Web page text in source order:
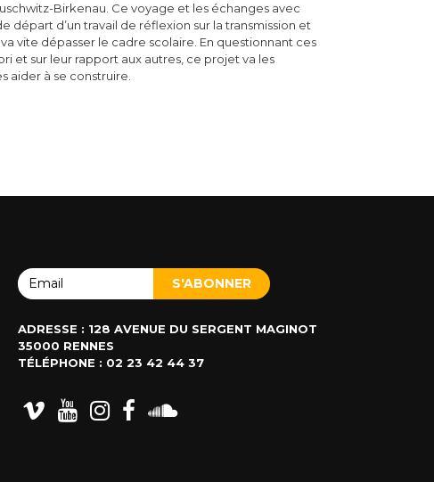
Birkenau. Ce voyage et les échanges avec
départ d’un travail de réflexion sur la transmission et
vite dépasser le cadre scolaire. En questionnant ces
et sur leur rapport aux autres, ce projet va les
aider à se construire.
ADRESSE : 128 AVENUE DU SERGENT MAGINOT
35000 RENNES
TÉLÉPHONE : 02 23 42 44 37